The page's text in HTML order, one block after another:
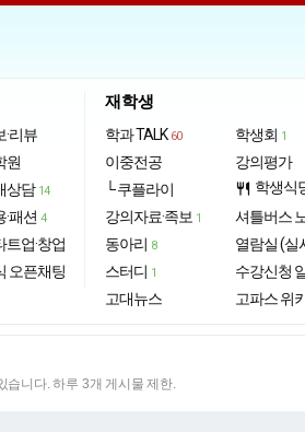
·리뷰
원
상담 14
·패션 4
트업·창업
오픈채팅
재학생
학과 TALK 60
이중전공
└ 쿠플라이
강의자료·족보 1
동아리 8
스터디 1
고대뉴스
학생회 1
강의평가
restaurant 학생식
셔틀버스
열람실 (실
수강신청
고파스 위
습니다. 하루 3개 게시물 제한.